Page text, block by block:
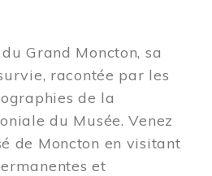
Grand Moncton, sa
racontée par les
de la
du Musée. Venez
de Moncton en visitant
et